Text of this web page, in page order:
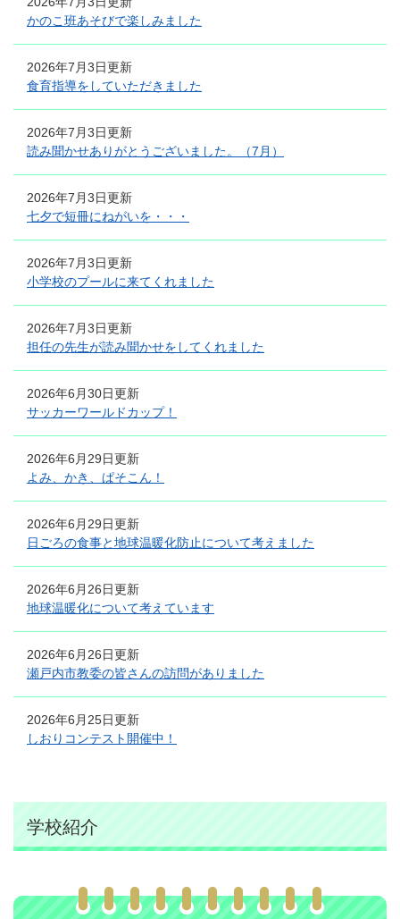
かのこ班あそびで楽しみました
2026年7月3日更新
食育指導をしていただきました
2026年7月3日更新
読み聞かせありがとうございました。（7月）
2026年7月3日更新
七夕で短冊にねがいを・・・
2026年7月3日更新
小学校のプールに来てくれました
2026年7月3日更新
担任の先生が読み聞かせをしてくれました
2026年6月30日更新
サッカーワールドカップ！
2026年6月29日更新
よみ、かき、ぱそこん！
2026年6月29日更新
日ごろの食事と地球温暖化防止について考えました
2026年6月26日更新
地球温暖化について考えています
2026年6月26日更新
瀬戸内市教委の皆さんの訪問がありました
2026年6月25日更新
しおりコンテスト開催中！
学校紹介